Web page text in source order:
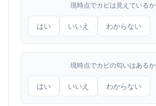
現時点でカビは見えているか
はい いいえ わからない
現時点でカビの匂いはあるか
はい いいえ わからない